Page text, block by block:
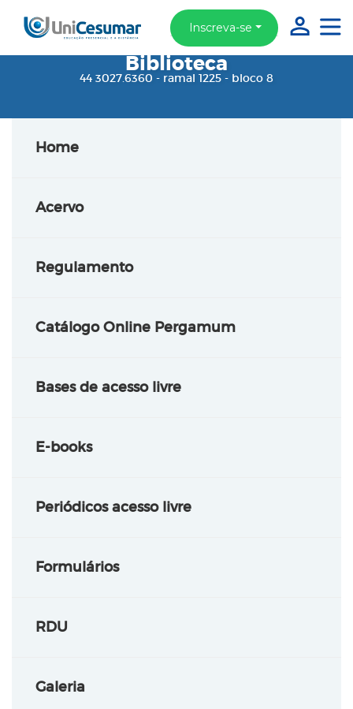
Inscreva-se
Biblioteca
44 3027.6360 - ramal 1225 - bloco 8
Home
Acervo
Regulamento
Catálogo Online Pergamum
Bases de acesso livre
E-books
Periódicos acesso livre
Formulários
RDU
Galeria